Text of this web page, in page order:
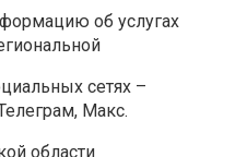
об услугах
сетях –
Макс.
области